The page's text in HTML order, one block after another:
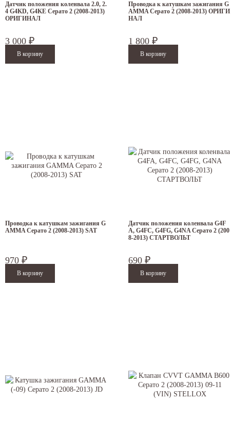
Датчик положения коленвала 2.0, 2.
4 G4KD, G4KE Серато 2 (2008-2013)
ОРИГИНАЛ
3 000 ₽
Проводка к катушкам зажигания G
AMMA Серато 2 (2008-2013) ОРИГИ
НАЛ
1 800 ₽
Проводка к катушкам зажигания G
AMMA Серато 2 (2008-2013) SAT
970 ₽
Датчик положения коленвала G4F
A, G4FC, G4FG, G4NA Серато 2 (200
8-2013) СТАРТВОЛЬТ
690 ₽